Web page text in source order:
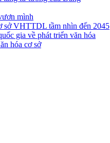
mình
sở VHTTDL tầm nhìn đến 2045
gia về phát triển văn hóa
hóa cơ sở